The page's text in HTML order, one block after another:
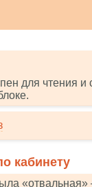
для чтения и
кабинету
«отвальная»